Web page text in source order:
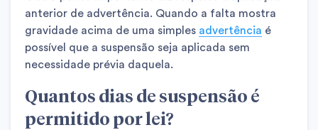
anterior de advertência. Quando a falta mostra
gravidade acima de uma simples advertência é
possível que a suspensão seja aplicada sem
necessidade prévia daquela.
Quantos dias de suspensão é
permitido por lei?